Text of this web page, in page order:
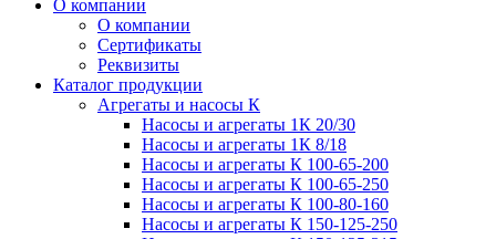
О компании
О компании
Сертификаты
Реквизиты
Каталог продукции
Агрегаты и насосы К
Насосы и агрегаты 1К 20/30
Насосы и агрегаты 1К 8/18
Насосы и агрегаты К 100-65-200
Насосы и агрегаты К 100-65-250
Насосы и агрегаты К 100-80-160
Насосы и агрегаты К 150-125-250